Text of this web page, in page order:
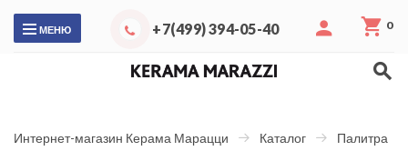
МЕНЮ +7(499) 394-05-40 0
Интернет-магазин Керама Марацци Каталог Палитра